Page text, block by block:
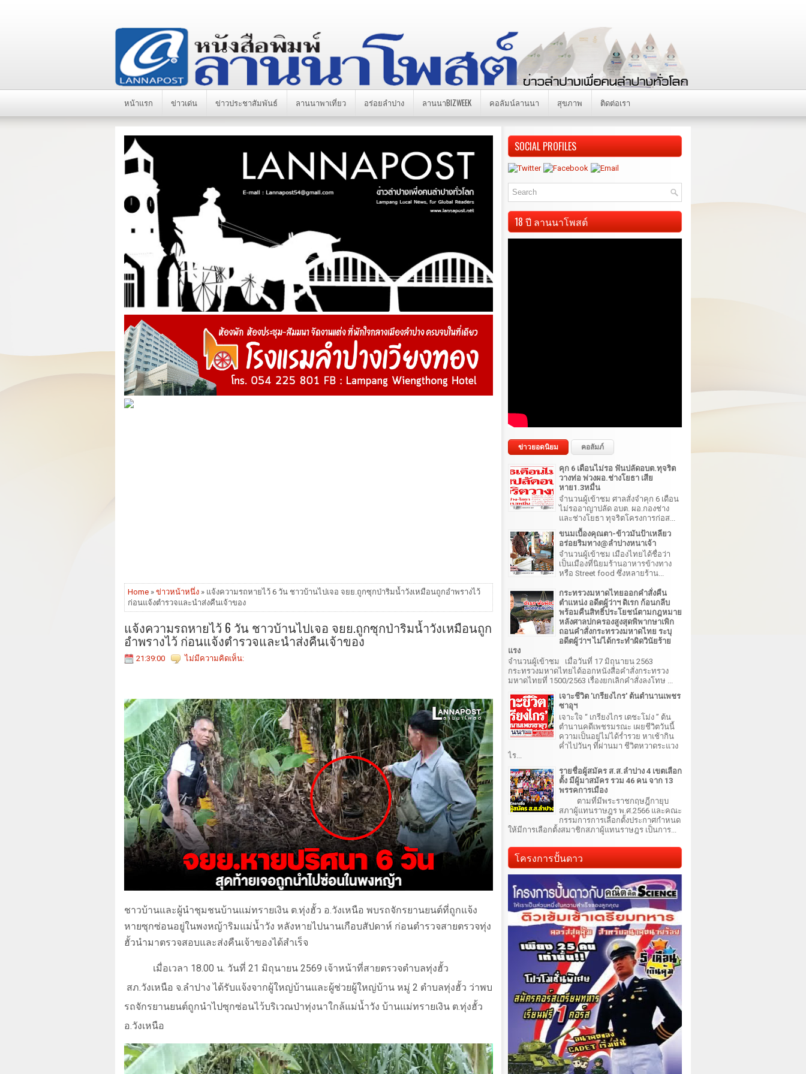
หน้าแรก ข่าวเด่น ข่าวประชาสัมพันธ์ ลานนาพาเที่ยว อร่อยลำปาง ลานนาBIZWEEK คอลัมน์ลานนา สุขภาพ ติดต่อเรา
Home » ข่าวหน้าหนึ่ง » แจ้งความรถหายไว้ 6 วัน ชาวบ้านไปเจอ จยย.ถูกซุกป่าริมน้ำวังเหมือนถูกอำพรางไว้
ก่อนแจ้งตำรวจและนำส่งคืนเจ้าของ
แจ้งความรถหายไว้ 6 วัน ชาวบ้านไปเจอ จยย.ถูกซุกป่าริมน้ำวังเหมือนถูก
อำพรางไว้ ก่อนแจ้งตำรวจและนำส่งคืนเจ้าของ
21:39:00 ไม่มีความคิดเห็น:
ชาวบ้านและผู้นำชุมชนบ้านแม่ทรายเงิน ต.ทุ่งฮั้ว อ.วังเหนือ พบรถจักรยานยนต์ที่ถูกแจ้ง
หายซุกซ่อนอยู่ในพงหญ้าริมแม่น้ำวัง หลังหายไปนานเกือบสัปดาห์ ก่อนตำรวจสายตรวจทุ่ง
ฮั้วนำมาตรวจสอบและส่งคืนเจ้าของได้สำเร็จ
เมื่อเวลา 18.00 น. วันที่ 21 มิถุนายน 2569 เจ้าหน้าที่สายตรวจตำบลทุ่งฮั้ว
สภ.วังเหนือ จ.ลำปาง ได้รับแจ้งจากผู้ใหญ่บ้านและผู้ช่วยผู้ใหญ่บ้าน หมู่ 2 ตำบลทุ่งฮั้ว ว่าพบ
รถจักรยานยนต์ถูกนำไปซุกซ่อนไว้บริเวณป่าทุ่งนาใกล้แม่น้ำวัง บ้านแม่ทรายเงิน ต.ทุ่งฮั้ว
อ.วังเหนือ
SOCIAL PROFILES
18 ปี ลานนาโพสต์
ข่าวยอดนิยม คอลัมภ์
คุก 6 เดือนไม่รอ ฟันปลัดอบต.ทุจริต
วางท่อ พ่วงผอ.ช่างโยธา เสีย
หาย1.3หมื่น
จำนวนผู้เข้าชม ศาลสั่งจำคุก 6 เดือน
ไม่รออาญาปลัด อบต. ผอ.กองช่าง
และช่างโยธา ทุจริตโครงการก่อส...
ขนมเบื้องคุณตา-ข้าวมันป้าเหลียว
อร่อยริมทาง@ลำปางหนาเจ้า
จำนวนผู้เข้าชม เมืองไทยได้ชื่อว่า
เป็นเมืองที่นิยมร้านอาหารข้างทาง
หรือ Street food ซึ่งหลายร้าน...
กระทรวงมหาดไทยออกคำสั่งคืน
ตำแหน่ง อดีตผู้ว่าฯ ดิเรก ก้อนกลีบ
พร้อมคืนสิทธิ์ประโยชน์ตามกฎหมาย
หลังศาลปกครองสูงสุดพิพากษาเพิก
ถอนคำสั่งกระทรวงมหาดไทย ระบุ
อดีตผู้ว่าฯ ไม่ได้กระทำผิดวินัยร้าย
แรง
จำนวนผู้เข้าชม เมื่อวันที่ 17 มิถุนายน 2563
กระทรวงมหาดไทยได้ออกหนังสือคำสั่งกระทรวง
มหาดไทยที่ 1500/2563 เรื่องยกเลิกคำสั่งลงโทษ ...
เจาะชีวิต 'เกรียงไกร' ต้นตำนานเพชร
ซาอุฯ
เจาะใจ “ เกรียงไกร เตชะโม่ง ” ต้น
ตำนานคดีเพชรมรณะ เผยชีวิตวันนี้
ความเป็นอยู่ไม่ได้ร่ำรวย หาเช้ากิน
ค่ำไปวันๆ ที่ผ่านมา ชีวิตหวาดระแวง
ไร...
รายชื่อผู้สมัคร ส.ส.ลำปาง 4 เขตเลือก
ตั้ง มีผู้มาสมัคร รวม 46 คน จาก 13
พรรคการเมือง
ตามที่มีพระราชกฤษฎีกายุบ
สภาผู้แทนราษฎร พ.ศ.2566 และคณะ
กรรมการการเลือกตั้งประกาศกำหนด
ให้มีการเลือกตั้งสมาชิกสภาผู้แทนราษฎร เป็นการ...
โครงการปั้นดาว